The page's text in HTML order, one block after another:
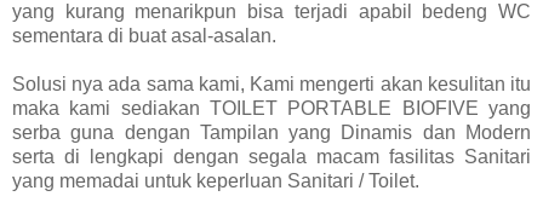
yang kurang menarikpun bisa terjadi apabil bedeng WC
sementara di buat asal-asalan.
Solusi nya ada sama kami, Kami mengerti akan kesulitan itu
maka kami sediakan TOILET PORTABLE BIOFIVE yang
serba guna dengan Tampilan yang Dinamis dan Modern
serta di lengkapi dengan segala macam fasilitas Sanitari
yang memadai untuk keperluan Sanitari / Toilet.